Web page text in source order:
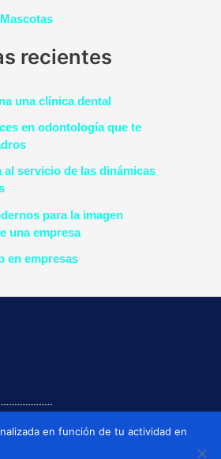
recientes
una clínica dental
en odontología que te
al servicio de las dinámicas
para la imagen
una empresa
en empresas
en función de tu actividad en